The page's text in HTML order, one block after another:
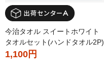
今治タオル スイートホワイト
タオルセット(ハンドタオル2P)
1,100円